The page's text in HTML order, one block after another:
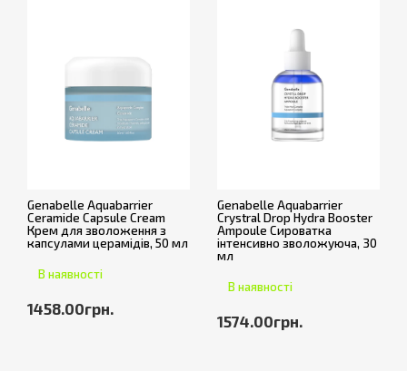
Genabelle Aquabarrier
Ceramide Capsule Cream
Крем для зволоження з
капсулами церамідів, 50 мл
В наявності
1458.00грн.
Genabelle Aquabarrier
Crystral Drop Hydra Booster
Ampoule Сироватка
інтенсивно зволожуюча, 30
мл
В наявності
1574.00грн.